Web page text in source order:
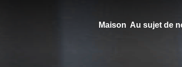
Maison Au sujet de